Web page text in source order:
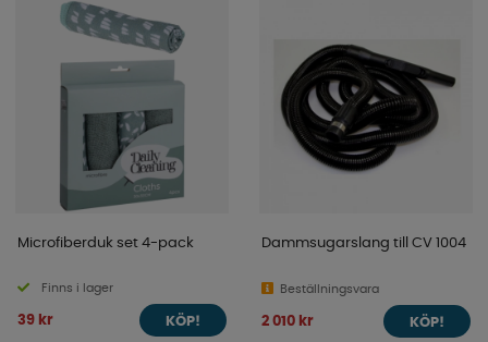
Microfiberduk set 4-pack
Finns i lager
39 kr KÖP!
Dammsugarslang till CV 1004
Beställningsvara
2 010 kr KÖP!